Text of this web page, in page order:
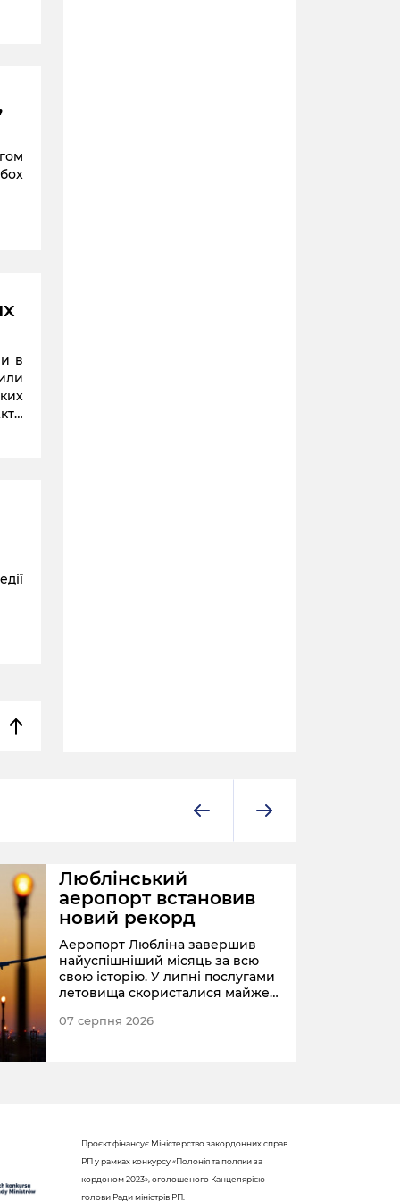
в
Люблінський
аеропорт встановив
новий рекорд
Аеропорт Любліна завершив
найуспішніший місяць за всю
свою історію. У липні послугами
летовища скористалися майже
07 серпня 2026
Проєкт фінансує Міністерство закордонних справ
РП у рамках конкурсу «Полонія та поляки за
кордоном 2023», оголошеного Канцелярією
голови Ради міністрів РП.